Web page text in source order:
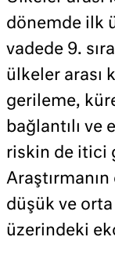
dönemde ilk
vadede 9.
ülkeler arası
gerileme,
bağlantılı ve
riskin de itici
düşük ve
üzerindeki